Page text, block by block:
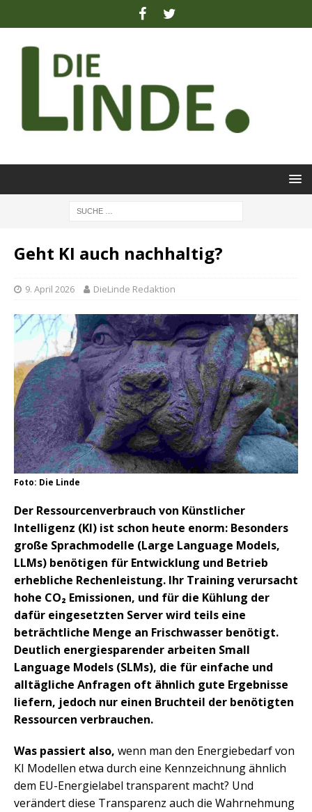
Geht KI auch nachhaltig?
9. April 2026 DieLinde Redaktion
Foto: Die Linde
Der Ressourcenverbrauch von Künstlicher
Intelligenz (KI) ist schon heute enorm: Besonders
große Sprachmodelle (Large Language Models,
LLMs) benötigen für Entwicklung und Betrieb
erhebliche Rechenleistung. Ihr Training verursacht
hohe CO₂ Emissionen, und für die Kühlung der
dafür eingesetzten Server wird teils eine
beträchtliche Menge an Frischwasser benötigt.
Deutlich energiesparender arbeiten Small
Language Models (SLMs), die für einfache und
alltägliche Anfragen oft ähnlich gute Ergebnisse
liefern, jedoch nur einen Bruchteil der benötigten
Ressourcen verbrauchen.
Was passiert also, wenn man den Energiebedarf von
KI Modellen etwa durch eine Kennzeichnung ähnlich
dem EU-Energielabel transparent macht? Und
verändert diese Transparenz auch die Wahrnehmung